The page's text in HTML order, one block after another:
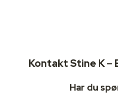
Kontakt Stine K –
Har du